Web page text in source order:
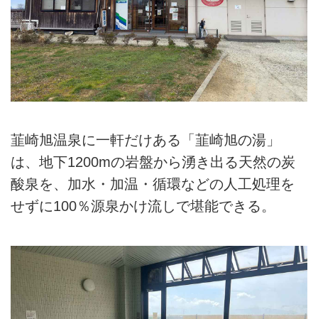
韮崎旭温泉に一軒だけある「韮崎旭の湯」
は、地下1200mの岩盤から湧き出る天然の炭
酸泉を、加水・加温・循環などの人工処理を
せずに100％源泉かけ流しで堪能できる。